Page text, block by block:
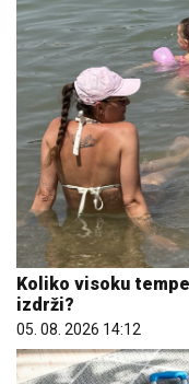
Koliko visoku
izdrži?
05. 08. 2026 14:12